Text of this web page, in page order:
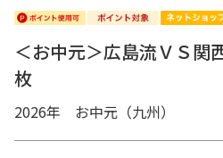
＜お中元＞広島流ＶＳ
枚
2026年 お中元（九州）